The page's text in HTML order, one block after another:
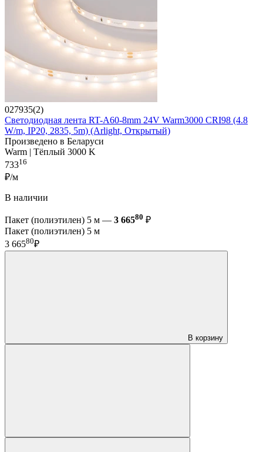
027935(2)
Светодиодная лента RT-A60-8mm 24V Warm3000 CRI98 (4.8
W/m, IP20, 2835, 5m) (Arlight, Открытый)
Произведено в Беларуси
Warm | Тёплый 3000 K
73316
₽/м
В наличии
Пакет (полиэтилен) 5 м — 3 66580 ₽
Пакет (полиэтилен) 5 м
3 66580₽
В корзину